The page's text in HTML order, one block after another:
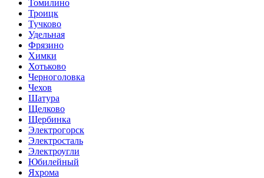
Томилино
Троицк
Тучково
Удельная
Фрязино
Химки
Хотьково
Черноголовка
Чехов
Шатура
Щелково
Щербинка
Электрогорск
Электросталь
Электроугли
Юбилейный
Яхрома